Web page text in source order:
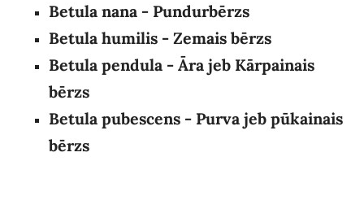
Betula nana - Pundurbērzs
Betula humilis - Zemais bērzs
Betula pendula - Āra jeb Kārpainais
bērzs
Betula pubescens - Purva jeb pūkainais
bērzs